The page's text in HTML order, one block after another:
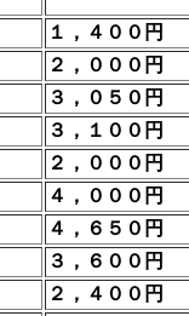
１，４００円
２，０００円
３，０５０円
３，１００円
２，０００円
４，０００円
４，６５０円
３，６００円
２，４００円